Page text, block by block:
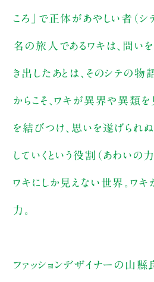
ころ」で正体があやしい者（シ
名の旅人であるワキは、問いを
き出したあとは、そのシテの物
からこそ、ワキが異界や異類
を結びつけ、思いを遂げられ
していくという役割（あわいの力
ワキにしか見えない世界。ワ
力。
ファッションデザイナーの山縣